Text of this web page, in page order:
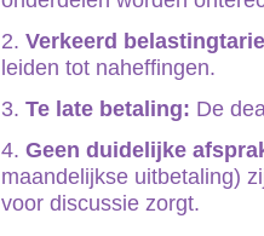
Verkeerd
leiden tot naheffingen.
Te late betaling: De
Geen duidelijke
maandelijkse uitbetaling)
voor discussie zorgt.